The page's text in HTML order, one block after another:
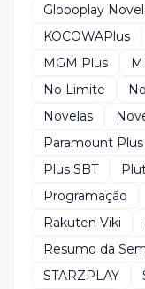
Globoplay
KOCOWAPlus
MGM Plus
No Limite
Novelas
Paramount Plus
Plus SBT
Programação
Rakuten Viki
Resumo da
STARZPLAY